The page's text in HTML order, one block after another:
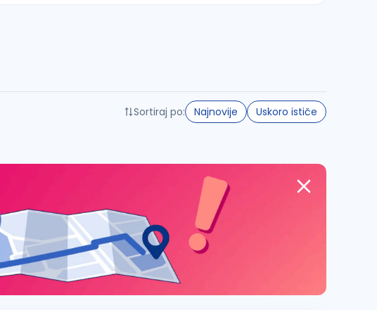
Sortiraj po: Najnovije Uskoro ističe